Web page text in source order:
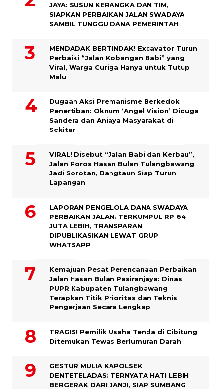
JAYA: SUSUN KERANGKA DAN TIM,
SIAPKAN PERBAIKAN JALAN SWADAYA
SAMBIL TUNGGU DANA PEMERINTAH
MENDADAK BERTINDAK! Excavator Turun
Perbaiki “Jalan Kobangan Babi” yang
Viral, Warga Curiga Hanya untuk Tutup
Malu
Dugaan Aksi Premanisme Berkedok
Penertiban: Oknum ‘Angel Vision’ Diduga
Sandera dan Aniaya Masyarakat di
Sekitar
VIRAL! Disebut “Jalan Babi dan Kerbau”,
Jalan Poros Hasan Bulan Tulangbawang
Jadi Sorotan, Bangtaun Siap Turun
Lapangan
LAPORAN PENGELOLA DANA SWADAYA
PERBAIKAN JALAN: TERKUMPUL RP 64
JUTA LEBIH, TRANSPARAN
DIPUBLIKASIKAN LEWAT GRUP
WHATSAPP
Kemajuan Pesat Perencanaan Perbaikan
Jalan Hasan Bulan Pasiranjaya: Dinas
PUPR Kabupaten Tulangbawang
Terapkan Titik Prioritas dan Teknis
Pengerjaan Secara Lengkap
TRAGIS! Pemilik Usaha Tenda di Cibitung
Ditemukan Tewas Berlumuran Darah
GESTUR MULIA KAPOLSEK
DENTETELADAS: TERNYATA HATI LEBIH
BERGERAK DARI JANJI, SIAP SUMBANG